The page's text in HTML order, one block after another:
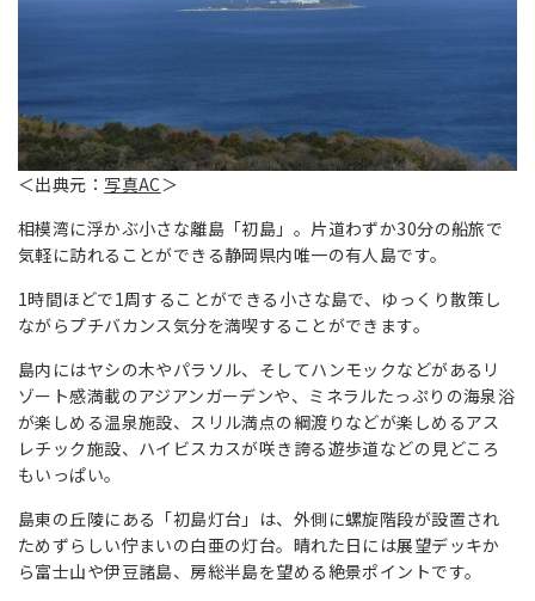
＜出典元： 写真AC＞
相模湾に浮かぶ小さな離島「初島」。片道わずか30分の船旅で
気軽に訪れることができる静岡県内唯一の有人島です。
1時間ほどで1周することができる小さな島で、ゆっくり散策し
ながらプチバカンス気分を満喫することができます。
島内にはヤシの木やパラソル、そしてハンモックなどがあるリ
ゾート感満載のアジアンガーデンや、ミネラルたっぷりの海泉浴
が楽しめる温泉施設、スリル満点の綱渡りなどが楽しめるアス
レチック施設、ハイビスカスが咲き誇る遊歩道などの見どころ
もいっぱい。
島東の丘陵にある「初島灯台」は、外側に螺旋階段が設置され
ためずらしい佇まいの白亜の灯台。晴れた日には展望デッキか
ら富士山や伊豆諸島、房総半島を望める絶景ポイントです。